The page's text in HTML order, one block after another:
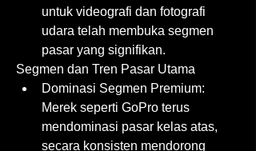
untuk videografi dan fotografi
udara telah membuka segmen
pasar yang signifikan.
Segmen dan Tren Pasar Utama
Dominasi Segmen Premium:
Merek seperti GoPro terus
mendominasi pasar kelas atas,
secara konsisten mendorong